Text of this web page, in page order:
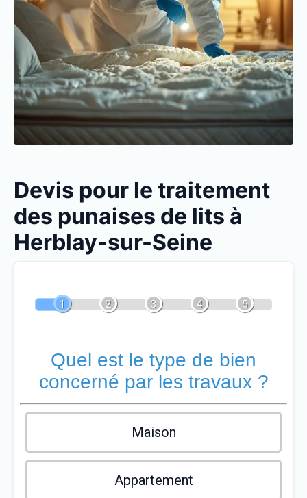
Devis pour le traitement
des punaises de lits à
Herblay-sur-Seine
1 2 3 4 5
Quel est le type de bien
concerné par les travaux ?
Maison
Appartement